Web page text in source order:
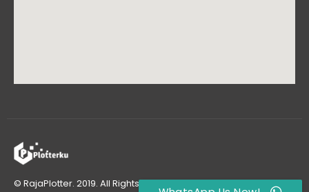
© RajaPlotter. 2019. All Rights Reserved